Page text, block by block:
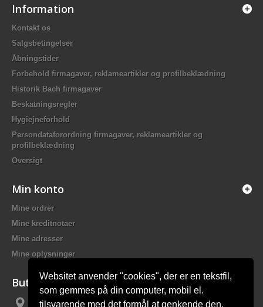
Websitet anvender "cookies", der er en tekstfil,
som gemmes på din computer, mobil el.
tilsvarende med det formål at genkende den,
Information
Kontakt os
Salgsbetingelser
Åbningstider
Forbehold firmagaver, reklameartikler og profilbeklædning
Historik Bach firmagaver
Beskatningsregler
Hygiejneforhold
Persondataforordning firmagaver, reklameartikler og
profilbeklædning
Oversigt
Min konto
Mine ordrer
Mine kreditnotaer
Mine adresser
Mine oplysninger
Butiksinformation
Bach Promotion, Trafikskolevej 2 7400 Herning Danmark